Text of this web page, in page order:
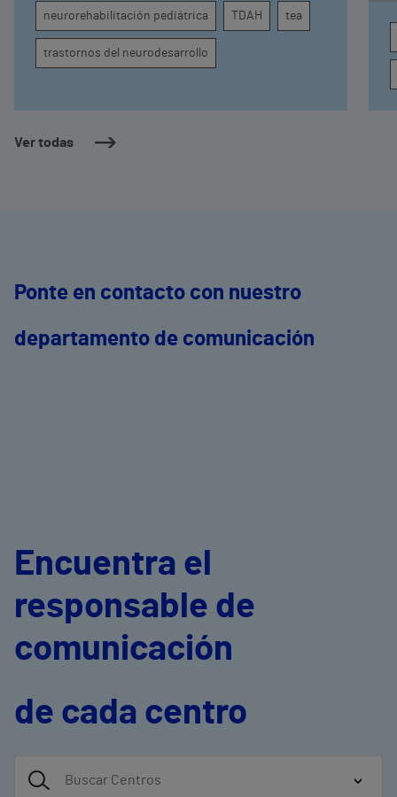
Ver todas
conducta
neurorehabilitación pediátrica TDAH tea
trastornos del neurodesarrollo
Ponte en contacto con nuestro
departamento de comunicación
Encuentra el
responsable de
comunicación
de cada centro